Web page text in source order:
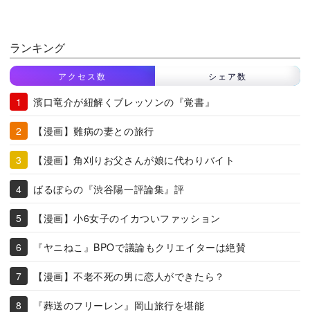
ランキング
アクセス数 シェア数
濱口竜介が紐解くブレッソンの『覚書』
【漫画】難病の妻との旅行
【漫画】角刈りお父さんが娘に代わりバイト
ばるぼらの『渋谷陽一評論集』評
【漫画】小6女子のイカついファッション
『ヤニねこ』BPOで議論もクリエイターは絶賛
【漫画】不老不死の男に恋人ができたら？
『葬送のフリーレン』岡山旅行を堪能